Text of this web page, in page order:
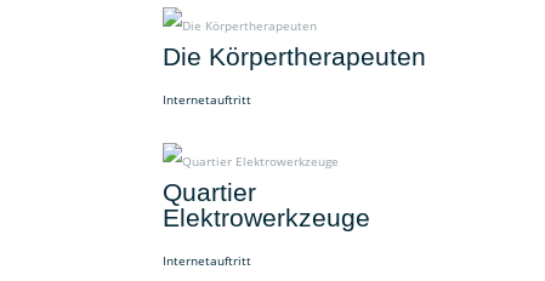
Die Körpertherapeuten
Internetauftritt
Quartier
Elektrowerkzeuge
Internetauftritt